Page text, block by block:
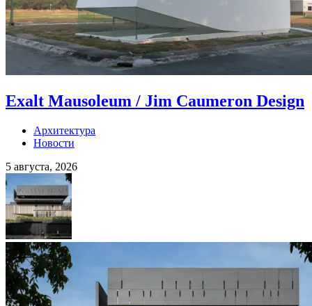
Exalt Mausoleum / Jim Caumeron Design
Архитектура
Новости
5 августа, 2026